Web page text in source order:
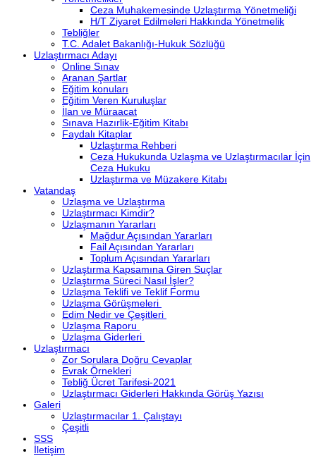
Ceza Muhakemesinde Uzlaştırma Yönetmeliği
H/T Ziyaret Edilmeleri Hakkında Yönetmelik
Tebliğler
T.C. Adalet Bakanlığı-Hukuk Sözlüğü
Uzlaştırmacı Adayı
Online Sınav
Aranan Şartlar
Eğitim konuları
Eğitim Veren Kuruluşlar
İlan ve Müraacat
Sınava Hazırlik-Eğitim Kitabı
Faydalı Kitaplar
Uzlaştırma Rehberi
Ceza Hukukunda Uzlaşma ve Uzlaştırmacılar İçin
Ceza Hukuku
Uzlaştırma ve Müzakere Kitabı
Vatandaş
Uzlaşma ve Uzlaştırma
Uzlaştırmacı Kimdir?
Uzlaşmanın Yararları
Mağdur Açısından Yararları
Fail Açısından Yararları
Toplum Açısından Yararları
Uzlaştırma Kapsamına Giren Suçlar
Uzlaştırma Süreci Nasıl İşler?
Uzlaşma Teklifi ve Teklif Formu
Uzlaşma Görüşmeleri
Edim Nedir ve Çeşitleri
Uzlaşma Raporu
Uzlaşma Giderleri
Uzlaştırmacı
Zor Sorulara Doğru Cevaplar
Evrak Örnekleri
Tebliğ Ücret Tarifesi-2021
Uzlaştırmacı Giderleri Hakkında Görüş Yazısı
Galeri
Uzlaştırmacılar 1. Çalıştayı
Çeşitli
SSS
İletişim